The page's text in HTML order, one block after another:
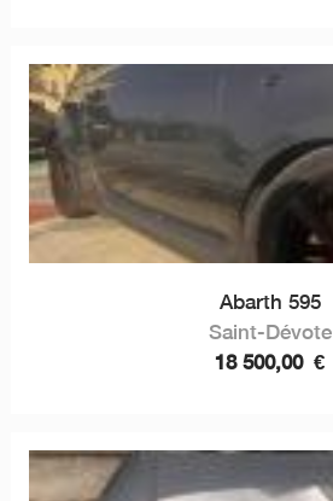
Abarth 595
Saint-Dévote
18 500,00 €